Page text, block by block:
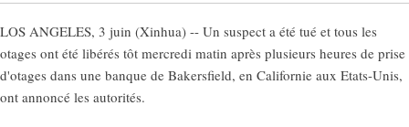
LOS ANGELES, 3 juin (Xinhua) -- Un suspect a été tué et tous les
otages ont été libérés tôt mercredi matin après plusieurs heures de prise
d'otages dans une banque de Bakersfield, en Californie aux Etats-Unis,
ont annoncé les autorités.